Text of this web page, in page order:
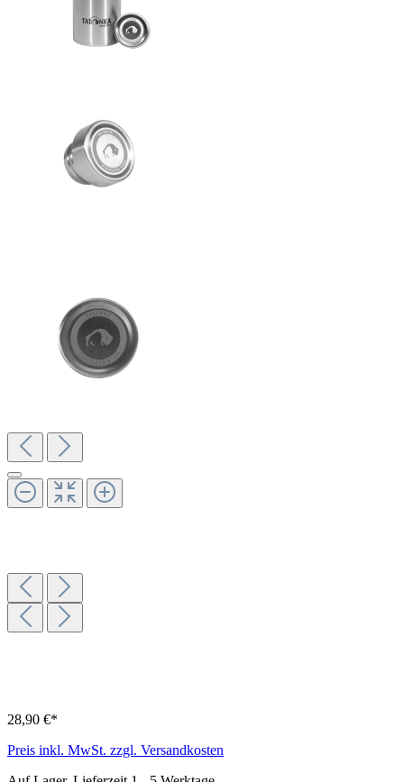
28,90 €*
Preis inkl. MwSt. zzgl. Versandkosten